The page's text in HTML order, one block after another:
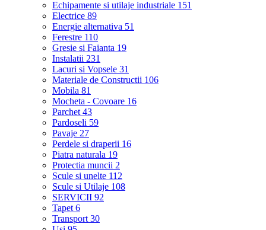
Echipamente si utilaje industriale 151
Electrice 89
Energie alternativa 51
Ferestre 110
Gresie si Faianta 19
Instalatii 231
Lacuri si Vopsele 31
Materiale de Constructii 106
Mobila 81
Mocheta - Covoare 16
Parchet 43
Pardoseli 59
Pavaje 27
Perdele si draperii 16
Piatra naturala 19
Protectia muncii 2
Scule si unelte 112
Scule si Utilaje 108
SERVICII 92
Tapet 6
Transport 30